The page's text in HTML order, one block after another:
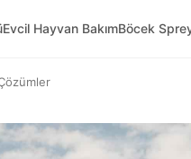
Evcil Hayvan BakımBöcek